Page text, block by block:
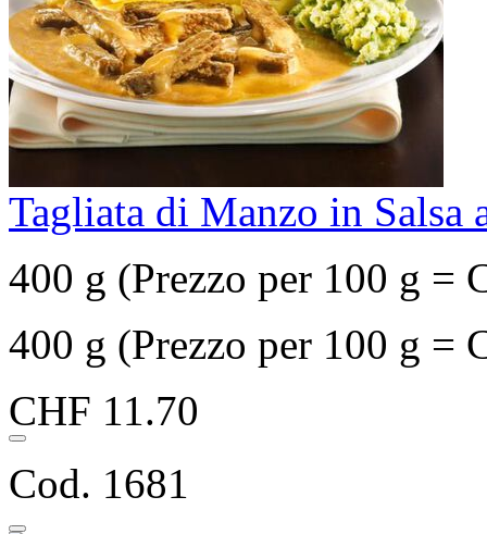
Tagliata di Manzo in Salsa
400 g (Prezzo per 100 g =
400 g (Prezzo per 100 g =
CHF 11.70
Cod. 1681